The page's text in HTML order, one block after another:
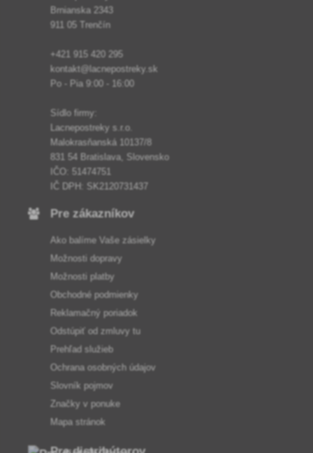
Brnianska 2343
911 05 Trenčín
+421 915 420 295
kontakt@lacnepostreky.sk
Po - Pia 9:00 - 16:00
Sídlo firmy:
Lacnepostreky s.r.o.
Malokrasňanská 10137/8
831 54 Bratislava, Slovensko
IČO: 51474751
IČ DPH: SK2120731437
Pre zákazníkov
Ako balíme Vaše zásielky
Možnosti dopravy
Možnosti platby
Obchodné podmienky
Reklamačný poriadok
Odstúpiť od zmluvy tu
Prehľad služieb
Ochrana osobných údajov
Slovník pojmov
Značky v ponuke
Mapa stránok